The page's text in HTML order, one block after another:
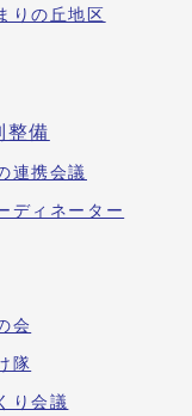
りの丘地区
整備
連携会議
ディネーター
会
隊
り会議